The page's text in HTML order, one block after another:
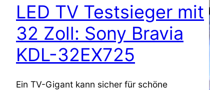
LED TV Testsieger mit
32 Zoll: Sony Bravia
KDL-32EX725
Ein TV-Gigant kann sicher für schöne